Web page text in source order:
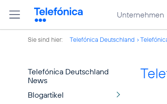
Unternehmen
Sie sind hier: Telefónica Deutschland
Telefónica Deutschland
News
Blogartikel